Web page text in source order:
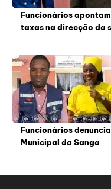
Funcionários
taxas na direcção da
Funcionários
Municipal da Sanga